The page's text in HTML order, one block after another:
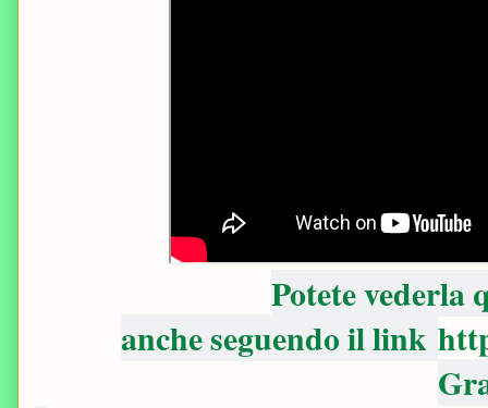
Potete vederla
anche seguendo il link